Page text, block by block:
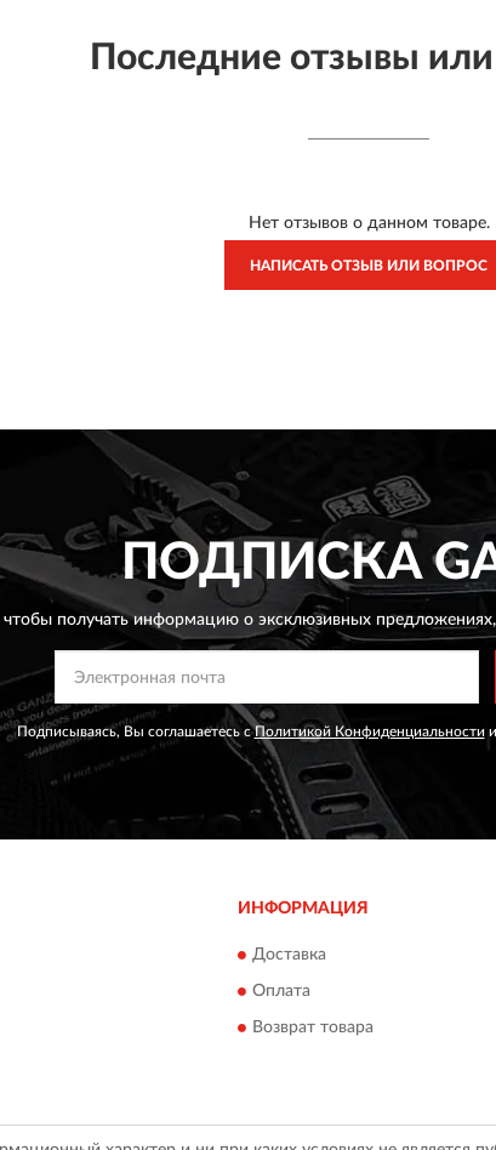
Последние отзывы
Нет отзывов о данном товаре.
НАПИСАТЬ ОТЗЫВ ИЛИ ВОПРОС
ПОДПИСКА
получать информацию о эксклюзивных предложениях,
Подписываясь, Вы соглашаетесь сПолитикой Конфиденциальности и
ИНФОРМАЦИЯ
Доставка
Оплата
Возврат товара